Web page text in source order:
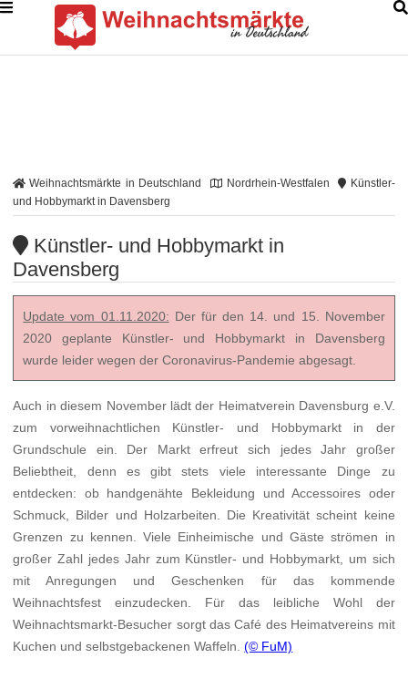
Weihnachtsmärkte in Deutschland Nordrhein-Westfalen
Künstler-
und Hobbymarkt in Davensberg
Künstler- und Hobbymarkt in
Davensberg
Update vom 01.11.2020: Der für den 14. und 15. November
2020 geplante Künstler- und Hobbymarkt in Davensberg
wurde leider wegen der Coronavirus-Pandemie abgesagt.
Auch in diesem November lädt der Heimatverein Davensburg e.V.
zum vorweihnachtlichen Künstler- und Hobbymarkt in der
Grundschule ein. Der Markt erfreut sich jedes Jahr großer
Beliebtheit, denn es gibt stets viele interessante Dinge zu
entdecken: ob handgenähte Bekleidung und Accessoires oder
Schmuck, Bilder und Holzarbeiten. Die Kreativität scheint keine
Grenzen zu kennen. Viele Einheimische und Gäste strömen in
großer Zahl jedes Jahr zum Künstler- und Hobbymarkt, um sich
mit Anregungen und Geschenken für das kommende
Weihnachtsfest einzudecken. Für das leibliche Wohl der
Weihnachtsmarkt-Besucher sorgt das Café des Heimatvereins mit
Kuchen und selbstgebackenen Waffeln.(© FuM)